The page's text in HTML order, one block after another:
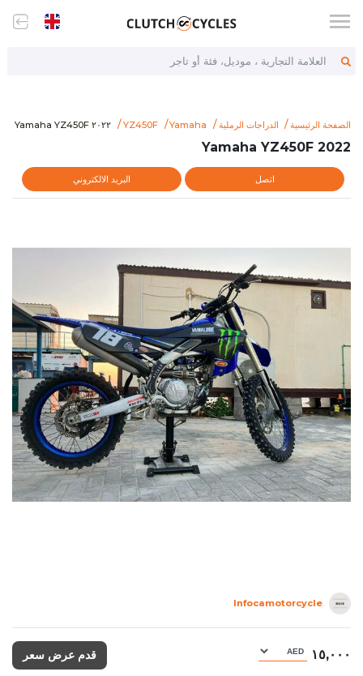
العلامة التجارية ، موديل، فئة أو تاجر
الصفحة الرئيسية الدراجات الرملية Yamaha
YZ450F
yz450f-69007
٢٠٢٢ Yamaha YZ450F
٢٠٢٢ Yamaha YZ450F
2022 Yamaha YZ450F
اتصل البريد الالكتروني
Infocamotorcycle
١٥,٠٠٠ قدم عرض سعر